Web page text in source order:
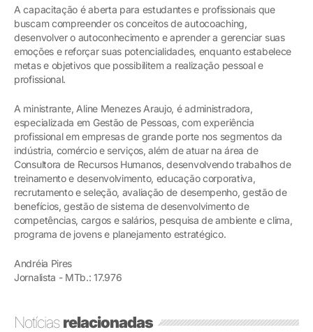
A capacitação é aberta para estudantes e profissionais que
buscam compreender os conceitos de autocoaching,
desenvolver o autoconhecimento e aprender a gerenciar suas
emoções e reforçar suas potencialidades, enquanto estabelece
metas e objetivos que possibilitem a realização pessoal e
profissional.
A ministrante, Aline Menezes Araujo, é administradora,
especializada em Gestão de Pessoas, com experiência
profissional em empresas de grande porte nos segmentos da
indústria, comércio e serviços, além de atuar na área de
Consultora de Recursos Humanos, desenvolvendo trabalhos de
treinamento e desenvolvimento, educação corporativa,
recrutamento e seleção, avaliação de desempenho, gestão de
benefícios, gestão de sistema de desenvolvimento de
competências, cargos e salários, pesquisa de ambiente e clima,
programa de jovens e planejamento estratégico.
Andréia Pires
Jornalista - MTb.: 17.976
Notíciasrelacionadas